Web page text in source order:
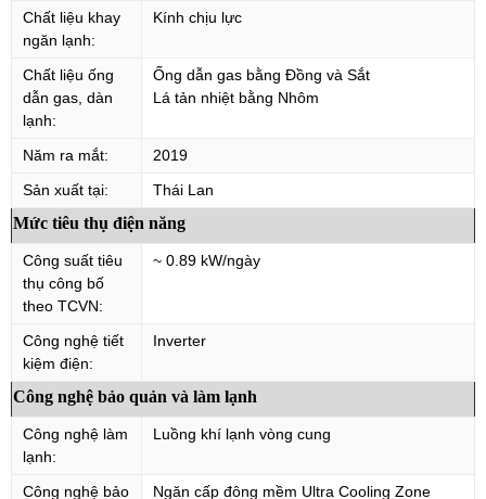
Chất liệu khay
ngăn lạnh:
Kính chịu lực
Chất liệu ống
dẫn gas, dàn
lạnh:
Ống dẫn gas bằng Đồng và Sắt
Lá tản nhiệt bằng Nhôm
Năm ra mắt:
2019
Sản xuất tại:
Thái Lan
Mức tiêu thụ điện năng
Công suất tiêu
thụ công bố
theo TCVN:
~ 0.89 kW/ngày
Công nghệ tiết
kiệm điện:
Inverter
Công nghệ bảo quản và làm lạnh
Công nghệ làm
lạnh:
Luồng khí lạnh vòng cung
Công nghệ bảo Ngăn cấp đông mềm Ultra Cooling Zone